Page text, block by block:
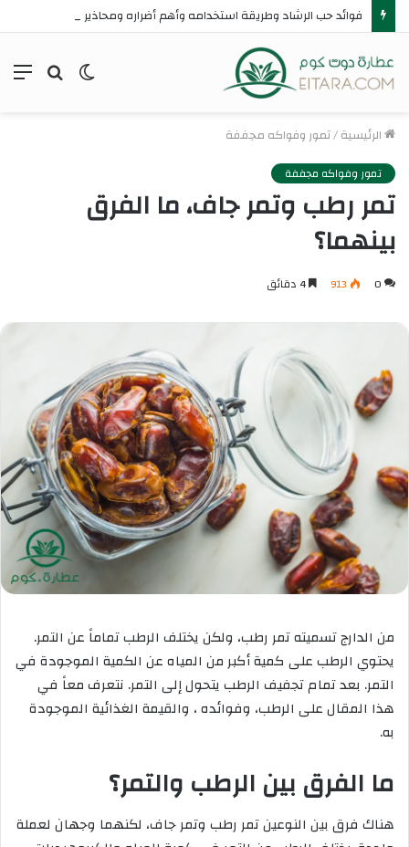
بحث الوضع
الرئيسية/تمور وفواكه مجففة
تمور وفواكه مجففة
تمر رطب وتمر جاف، ما الفرق
بينهما؟
0
913
من الدارج تسميته تمر رطب، ولكن يختلف الرطب تماماً عن التمر.
يحتوي الرطب على كمية أكبر من المياه عن الكمية الموجودة في
التمر. بعد تمام تجفيف الرطب يتحول إلى التمر. نتعرف معاً في
هذا المقال على الرطب، وفوائده ، والقيمة الغذائية الموجودة
به.
ما الفرق بين الرطب والتمر؟
هناك فرق بين النوعين تمر رطب وتمر جاف، لكنهما وجهان لعملة